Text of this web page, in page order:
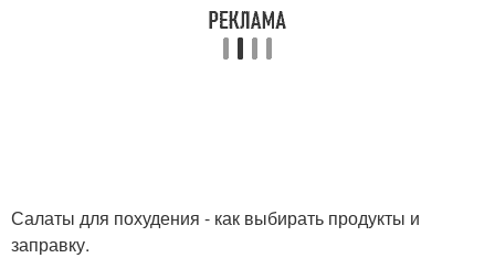
Салаты для похудения - как выбирать продукты и
заправку.